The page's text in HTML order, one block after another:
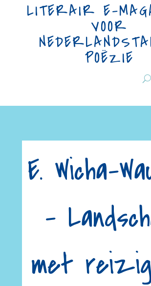
LITERAIR E-
VOOR
POËZIE
E. Wicha-
–
met